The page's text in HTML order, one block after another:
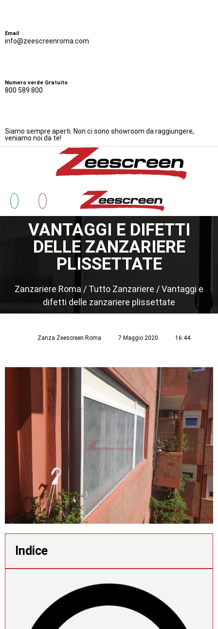
Email
info@zeescreenroma.com
Numero verde Gratuito
800 589 800
Siamo sempre aperti. Non ci sono showroom da raggiungere,
veniamo noi da te!
VANTAGGI E DIFETTI
DELLE ZANZARIERE
PLISSETTATE
Zanzariere Roma / Tutto Zanzariere /Vantaggi e
difetti delle zanzariere plissettate
Zanza Zeescreen Roma 7 Maggio 2020 16:44
Indice